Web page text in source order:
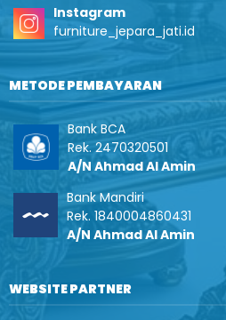
Instagram
furniture_jepara_jati.id
METODE PEMBAYARAN
Bank BCA
Rek. 2470320501
A/N Ahmad Al Amin
Bank Mandiri
Rek. 1840004860431
A/N Ahmad Al Amin
WEBSITE PARTNER